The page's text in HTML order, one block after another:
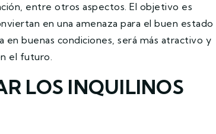
entre otros aspectos. El objetivo es
en una amenaza para el buen estado
buenas condiciones, será más atractivo y
el futuro.
LOS INQUILINOS